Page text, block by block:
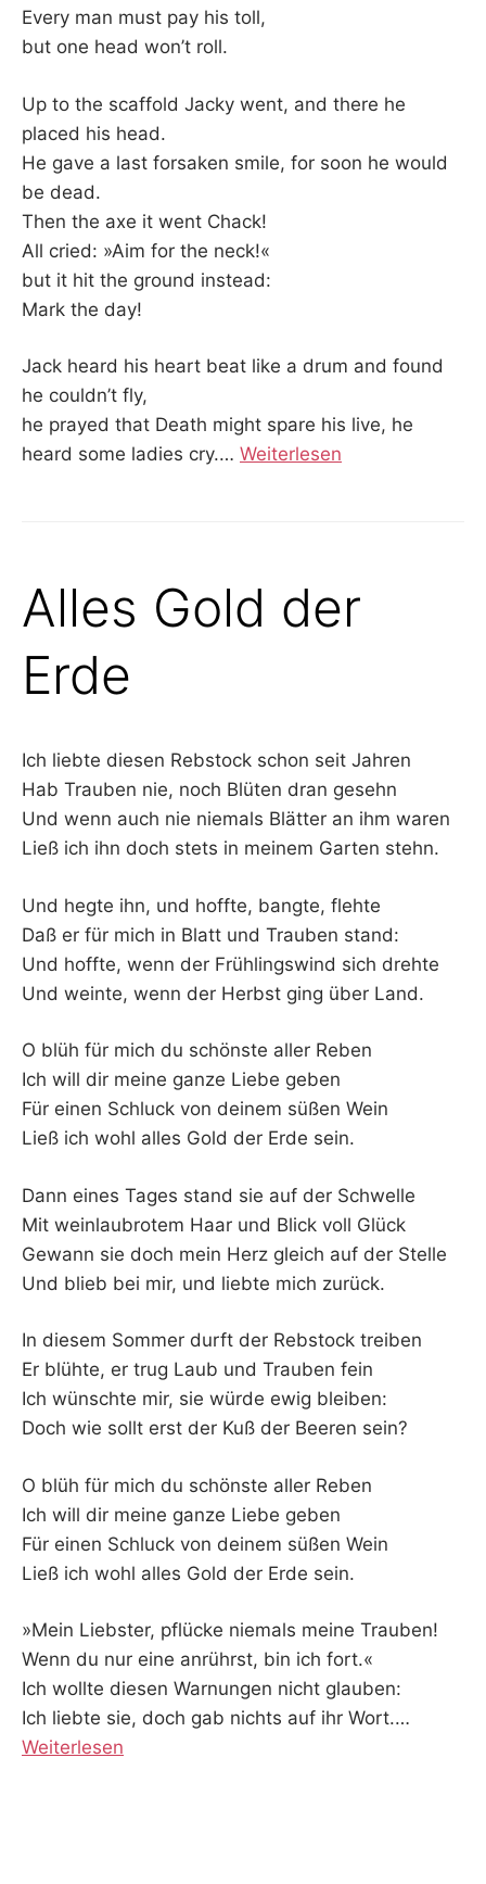
Every man must pay his toll,
but one head won’t roll.
Up to the scaffold Jacky went, and there he
placed his head.
He gave a last forsaken smile, for soon he would
be dead.
Then the axe it went Chack!
All cried: »Aim for the neck!«
but it hit the ground instead:
Mark the day!
Jack heard his heart beat like a drum and found
he couldn’t fly,
he prayed that Death might spare his live, he
heard some ladies cry.… Weiterlesen
Alles Gold der
Erde
Ich liebte diesen Rebstock schon seit Jahren
Hab Trauben nie, noch Blüten dran gesehn
Und wenn auch nie niemals Blätter an ihm waren
Ließ ich ihn doch stets in meinem Garten stehn.
Und hegte ihn, und hoffte, bangte, flehte
Daß er für mich in Blatt und Trauben stand:
Und hoffte, wenn der Frühlingswind sich drehte
Und weinte, wenn der Herbst ging über Land.
O blüh für mich du schönste aller Reben
Ich will dir meine ganze Liebe geben
Für einen Schluck von deinem süßen Wein
Ließ ich wohl alles Gold der Erde sein.
Dann eines Tages stand sie auf der Schwelle
Mit weinlaubrotem Haar und Blick voll Glück
Gewann sie doch mein Herz gleich auf der Stelle
Und blieb bei mir, und liebte mich zurück.
In diesem Sommer durft der Rebstock treiben
Er blühte, er trug Laub und Trauben fein
Ich wünschte mir, sie würde ewig bleiben:
Doch wie sollt erst der Kuß der Beeren sein?
O blüh für mich du schönste aller Reben
Ich will dir meine ganze Liebe geben
Für einen Schluck von deinem süßen Wein
Ließ ich wohl alles Gold der Erde sein.
»Mein Liebster, pflücke niemals meine Trauben!
Wenn du nur eine anrührst, bin ich fort.«
Ich wollte diesen Warnungen nicht glauben:
Ich liebte sie, doch gab nichts auf ihr Wort.…
Weiterlesen